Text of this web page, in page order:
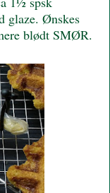
glaze. Ønskes
blødt SMØR.